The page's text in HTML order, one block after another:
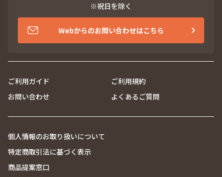
※祝日を除く
Webからのお問い合わせはこちら
ご利用ガイド
ご利用規約
お問い合わせ
よくあるご質問
個人情報のお取り扱いについて
特定商取引法に基づく表示
商品提案窓口